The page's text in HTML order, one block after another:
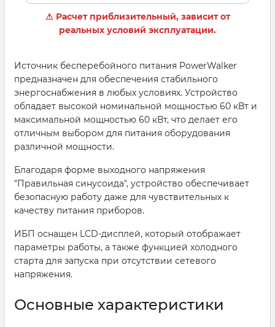
⚠ Расчет приблизительный, зависит от
реальных условий эксплуатации.
Источник бесперебойного питания PowerWalker
предназначен для обеспечения стабильного
энергоснабжения в любых условиях. Устройство
обладает высокой номинальной мощностью 60 кВт и
максимальной мощностью 60 кВт, что делает его
отличным выбором для питания оборудования
различной мощности.
Благодаря форме выходного напряжения
"Правильная синусоида", устройство обеспечивает
безопасную работу даже для чувствительных к
качеству питания приборов.
ИБП оснащен LCD-дисплей, который отображает
параметры работы, а также функцией холодного
старта для запуска при отсутствии сетевого
напряжения.
Основные характеристики